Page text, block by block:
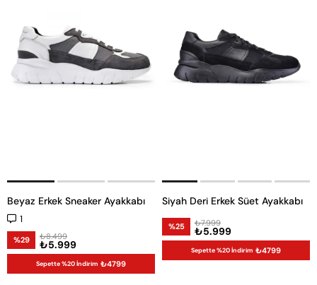
Beyaz Erkek Sneaker Ayakkabı
1
%29 ₺5.999
₺8.499
Sepette %20 İndirim ₺4799
Siyah Deri Erkek Süet Ayakkabı
%25 ₺5.999
₺7.999
Sepette %20 İndirim ₺4799